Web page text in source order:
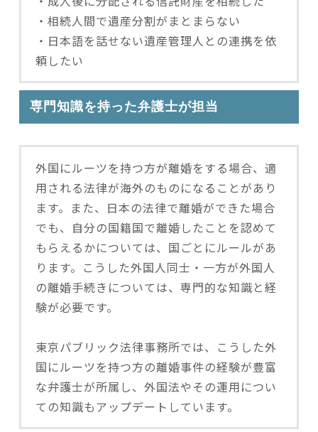
・相続人間で遺産分割がまとまらない
・日本語を話せない遺産管理人との連携を依
頼したい
専門知識を持った弁護士が担当
外国にルーツを持つ方が離婚をする場合、適
用される法律が海外のものになることがあり
ます。また、日本の法律で離婚ができた場合
でも、自分の国籍国で離婚したことを認めて
もらえるかについては、国ごとにルールがあ
ります。こうした外国人同士・一方が外国人
の離婚手続きについては、専門的な知識と経
験が必要です。
東京パブリック法律事務所では、こうした外
国にルーツを持つ方の離婚事件の経験が豊富
な弁護士が所属し、外国法やその運用につい
ての知識もアップデートしています。